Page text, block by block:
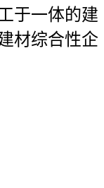
于一体的建
材综合性企